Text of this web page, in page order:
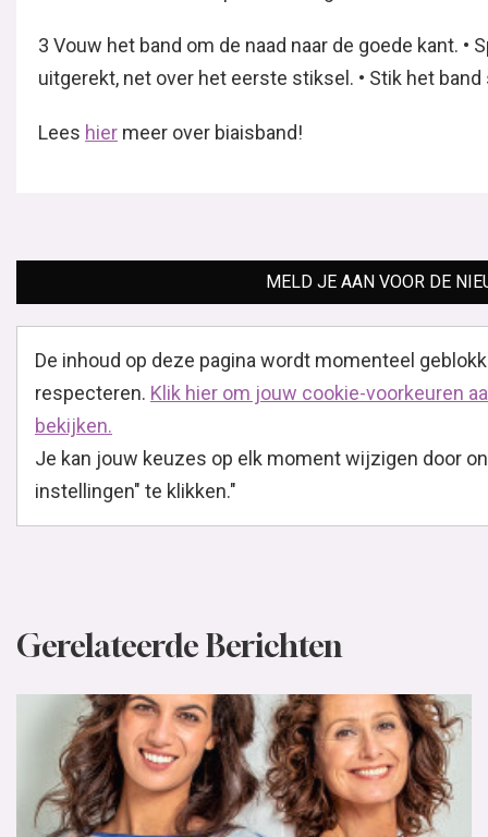
3 Vouw het band om de naad naar de goede kant. •
uitgerekt, net over het eerste stiksel. • Stik het band
Lees hier meer over biaisband!
MELD JE AAN VOOR DE
De inhoud op deze pagina wordt momenteel
respecteren. Klik hier om jouw cookie-voorkeuren
bekijken.
Je kan jouw keuzes op elk moment wijzigen door
instellingen" te klikken."
Gerelateerde Berichten